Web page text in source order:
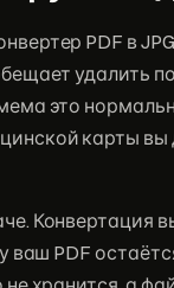
PDF в
удалить
это
карты
Конвертация
ваш PDF